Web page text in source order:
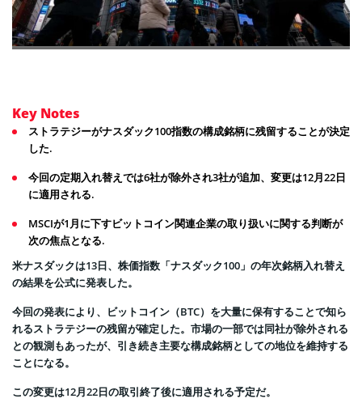
Key Notes
ストラテジーがナスダック100指数の構成銘柄に残留することが決定
した.
今回の定期入れ替えでは6社が除外され3社が追加、変更は12月22日
に適用される.
MSCIが1月に下すビットコイン関連企業の取り扱いに関する判断が
次の焦点となる.
米ナスダックは13日、株価指数「ナスダック100」の年次銘柄入れ替え
の結果を公式に発表した。
今回の発表により、ビットコイン（BTC）を大量に保有することで知ら
れるストラテジーの残留が確定した。市場の一部では同社が除外される
との観測もあったが、引き続き主要な構成銘柄としての地位を維持する
ことになる。
この変更は12月22日の取引終了後に適用される予定だ。